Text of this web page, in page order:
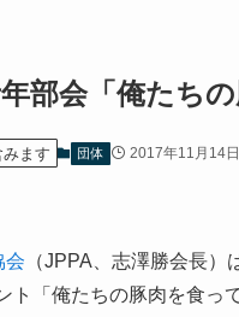
部会「俺たち
ます 団体 2017年11月14日
会 （JPPA、志澤勝会長
ト「俺たちの豚肉を食っ